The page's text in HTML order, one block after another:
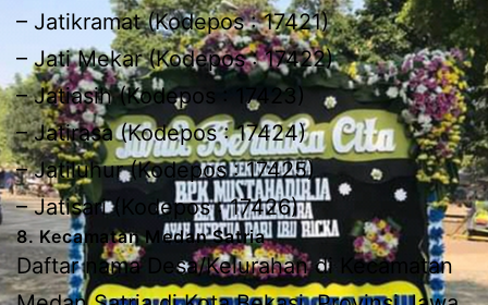
– Jatikramat (Kodepos : 17421)
– Jati Mekar (Kodepos : 17422)
– Jatiasih (Kodepos : 17423)
– Jatirasa (Kodepos : 17424)
– Jatiluhur (Kodepos : 17425)
– Jatisari (Kodepos : 17426)
8. Kecamatan Medan Satria
Daftar nama Desa/Kelurahan di Kecamatan